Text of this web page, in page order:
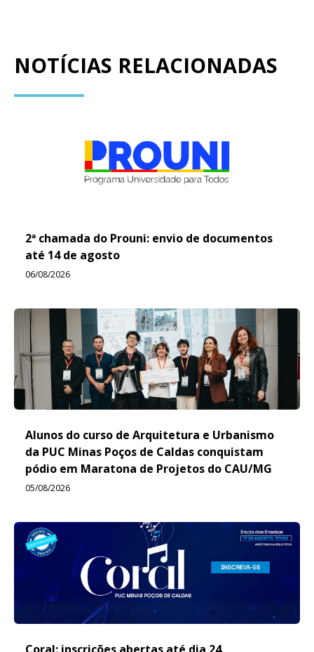
NOTÍCIAS RELACIONADAS
2ª chamada do Prouni: envio de documentos
até 14 de agosto
06/08/2026
Alunos do curso de Arquitetura e Urbanismo
da PUC Minas Poços de Caldas conquistam
pódio em Maratona de Projetos do CAU/MG
05/08/2026
Coral: inscrições abertas até dia 24